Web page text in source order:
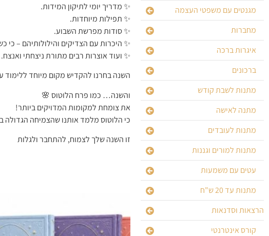
מגנטים עם משפטי העצמה
מחברות
איגרות ברכה
ברכונים
מתנות לשבת קודש
מתנה לאישה
מתנות לעובדים
מתנות למורים וגננות
עטים עם משמעות
מתנות עד 20 ש"ח
הרצאות וסדנאות
קורס אינטרנטי
✨ מדריך יומי לתיקון המידות.
✨ תפילות מיוחדות.
✨ סודות מפרשת השבוע.
✨ היכרות עם הצדיקים והילולותיהם –
✨ ועוד אוצרות רבים מתורת ניצחתי ואנצח.
השנה בחרנו להקדיש מקום מיוחד
והשנה… כמו פרח הלוטוס 🌸
את צומחת למקומות המדויקים ביותר!
כי הלוטוס מלמד אותנו שהצמיחה הגדולה
זו השנה שלך לצמוח, להתחבר ולגלות